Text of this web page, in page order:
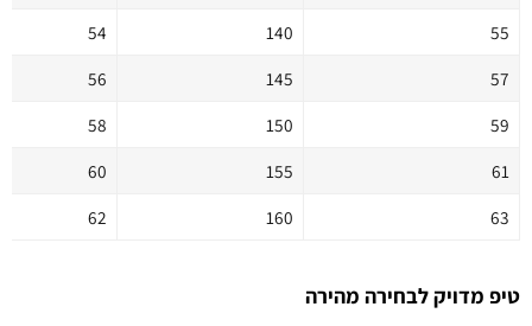
55
140
54
57
145
56
59
150
58
61
155
60
63
160
62
טיפ מדויק לבחירה מהירה